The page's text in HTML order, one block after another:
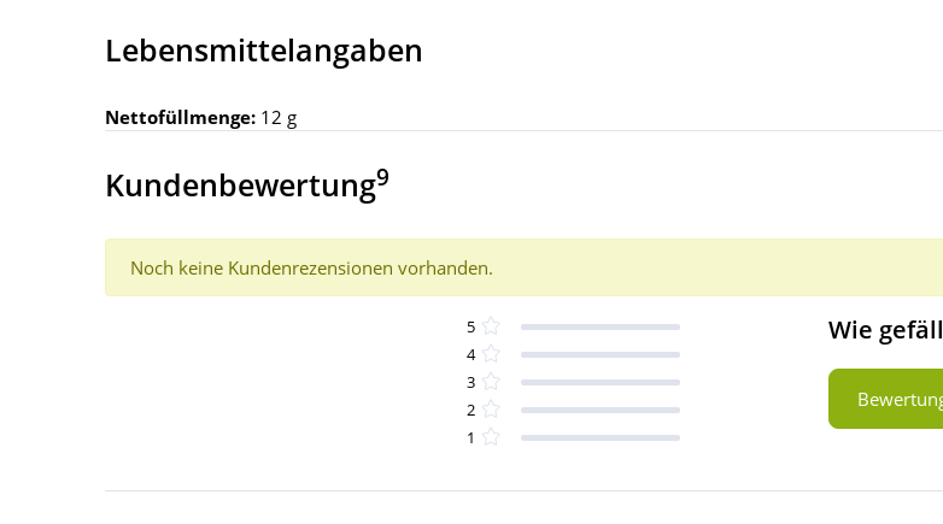
Lebensmittelangaben
Nettofüllmenge: 12 g
Kundenbewertung9
Noch keine Kundenrezensionen vorhanden.
5
4
3
2
1
Wie